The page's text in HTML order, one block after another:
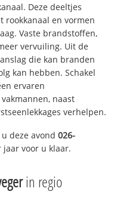
Deze deeltjes
rookkanaal en vormen
Vaste brandstoffen,
vervuiling. Uit de
die kan branden
kan hebben. Schakel
ervaren
naast
verhelpen.
u deze avond026-
jaar voor u klaar.
in regio